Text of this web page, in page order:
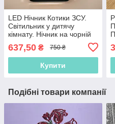
LED Нічник Котики ЗСУ.
Світильник у дитячу
кімнату. Нічник на чорній
637,50 ₴ 750 ₴
Купити
Подібні товари компанії